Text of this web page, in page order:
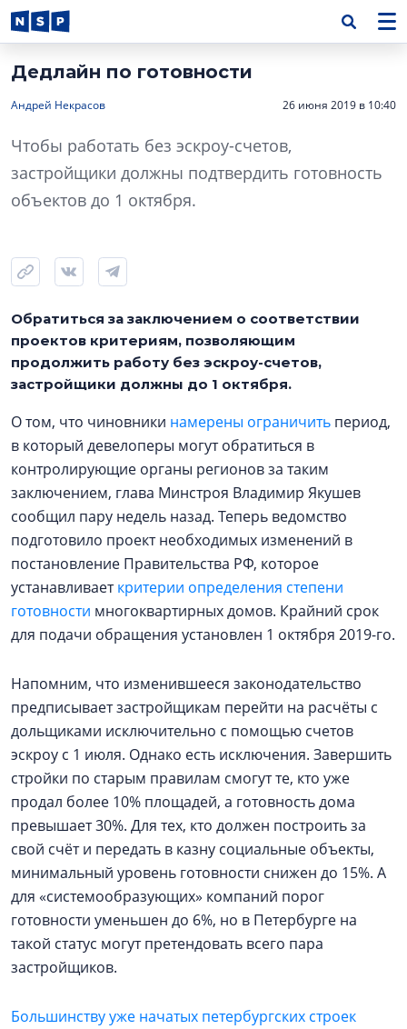
Дедлайн по готовности
Андрей Некрасов 26 июня 2019 в 10:40
Чтобы работать без эскроу-счетов,
застройщики должны подтвердить готовность
объектов до 1 октября.
Обратиться за заключением о соответствии
проектов критериям, позволяющим
продолжить работу без эскроу-счетов,
застройщики должны до 1 октября.
О том, что чиновники намерены ограничить период,
в который девелоперы могут обратиться в
контролирующие органы регионов за таким
заключением, глава Минстроя Владимир Якушев
сообщил пару недель назад. Теперь ведомство
подготовило проект необходимых изменений в
постановление Правительства РФ, которое
устанавливаеткритерии определения степени
готовности многоквартирных домов. Крайний срок
для подачи обращения установлен 1 октября 2019-го.
Напомним, что изменившееся законодательство
предписывает застройщикам перейти на расчёты с
дольщиками исключительно с помощью счетов
эскроу с 1 июля. Однако есть исключения. Завершить
стройки по старым правилам смогут те, кто уже
продал более 10% площадей, а готовность дома
превышает 30%. Для тех, кто должен построить за
свой счёт и передать в казну социальные объекты,
минимальный уровень готовности снижен до 15%. А
для «системообразующих» компаний порог
готовности уменьшен до 6%, но в Петербурге на
такой статус могут претендовать всего пара
застройщиков.
Большинству уже начатых петербургских строек